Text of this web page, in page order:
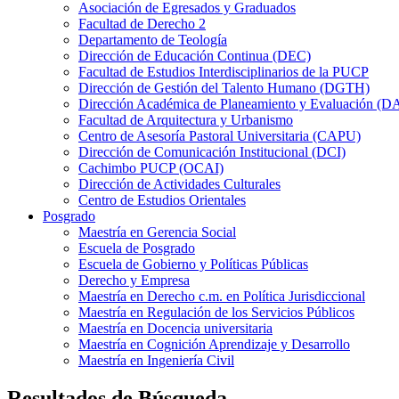
Asociación de Egresados y Graduados
Facultad de Derecho 2
Departamento de Teología
Dirección de Educación Continua (DEC)
Facultad de Estudios Interdisciplinarios de la PUCP
Dirección de Gestión del Talento Humano (DGTH)
Dirección Académica de Planeamiento y Evaluación
Facultad de Arquitectura y Urbanismo
Centro de Asesoría Pastoral Universitaria (CAPU)
Dirección de Comunicación Institucional (DCI)
Cachimbo PUCP (OCAI)
Dirección de Actividades Culturales
Centro de Estudios Orientales
Posgrado
Maestría en Gerencia Social
Escuela de Posgrado
Escuela de Gobierno y Políticas Públicas
Derecho y Empresa
Maestría en Derecho c.m. en Política Jurisdiccional
Maestría en Regulación de los Servicios Públicos
Maestría en Docencia universitaria
Maestría en Cognición Aprendizaje y Desarrollo
Maestría en Ingeniería Civil